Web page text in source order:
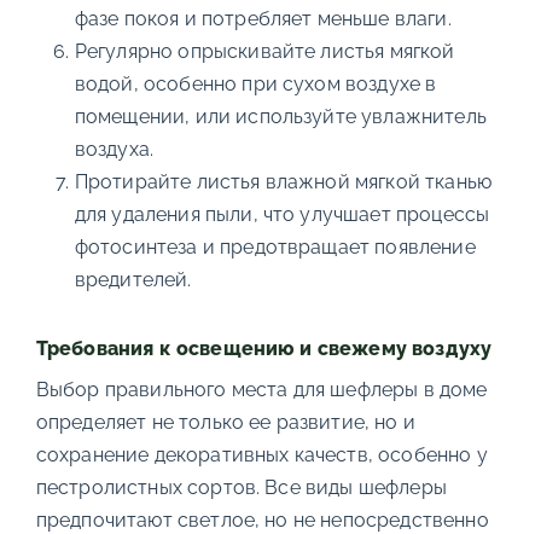
фазе покоя и потребляет меньше влаги.
Регулярно опрыскивайте листья мягкой
водой, особенно при сухом воздухе в
помещении, или используйте увлажнитель
воздуха.
Протирайте листья влажной мягкой тканью
для удаления пыли, что улучшает процессы
фотосинтеза и предотвращает появление
вредителей.
Требования к освещению и свежему воздуху
Выбор правильного места для шефлеры в доме
определяет не только ее развитие, но и
сохранение декоративных качеств, особенно у
пестролистных сортов. Все виды шефлеры
предпочитают светлое, но не непосредственно